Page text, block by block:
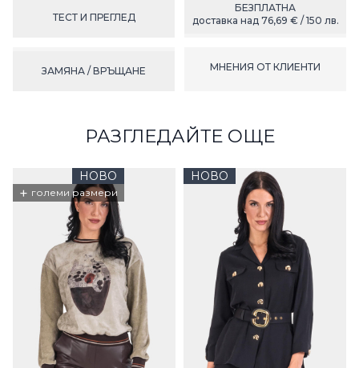
ТЕСТ И ПРЕГЛЕД
БЕЗПЛАТНА
доставка над 76,69 € / 150 лв.
ЗАМЯНА / ВРЪЩАНЕ МНЕНИЯ ОТ КЛИЕНТИ
РАЗГЛЕДАЙТЕ ОЩЕ
НОВО
+ големи размери
НОВО